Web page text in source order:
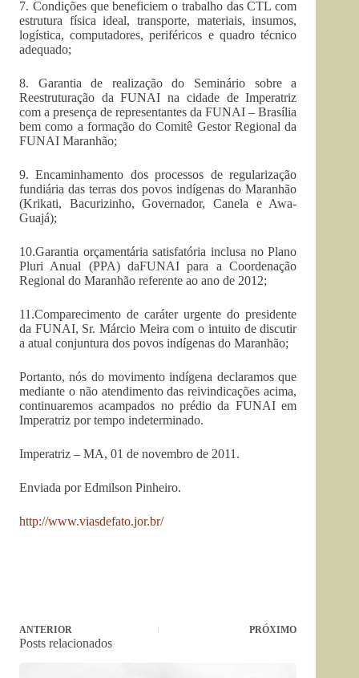
7. Condições que beneficiem o trabalho das CTL com
estrutura física ideal, transporte, materiais, insumos,
logística, computadores, periféricos e quadro técnico
adequado;
8. Garantia de realização do Seminário sobre a
Reestruturação da FUNAI na cidade de Imperatriz
com a presença de representantes da FUNAI – Brasília
bem como a formação do Comitê Gestor Regional da
FUNAI Maranhão;
9. Encaminhamento dos processos de regularização
fundiária das terras dos povos indígenas do Maranhão
(Krikati, Bacurizinho, Governador, Canela e Awa-
Guajá);
10.Garantia orçamentária satisfatória inclusa no Plano
Pluri Anual (PPA) daFUNAI para a Coordenação
Regional do Maranhão referente ao ano de 2012;
11.Comparecimento de caráter urgente do presidente
da FUNAI, Sr. Márcio Meira com o intuito de discutir
a atual conjuntura dos povos indígenas do Maranhão;
Portanto, nós do movimento indígena declaramos que
mediante o não atendimento das reivindicações acima,
continuaremos acampados no prédio da FUNAI em
Imperatriz por tempo indeterminado.
Imperatriz – MA, 01 de novembro de 2011.
Enviada por Edmilson Pinheiro.
http://www.viasdefato.jor.br/
ANTERIOR PRÓXIMO
Posts relacionados